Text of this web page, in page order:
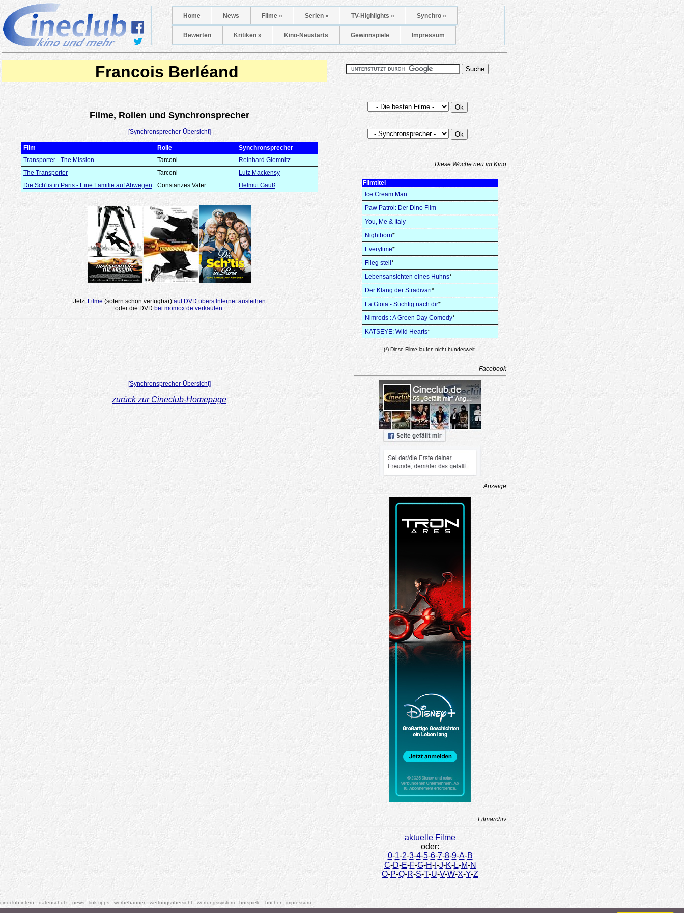
Home News Filme » Serien » TV-Highlights » Synchro »
Bewerten Kritiken » Kino-Neustarts Gewinnspiele Impressum
Francois Berléand
Filme, Rollen und Synchronsprecher
[Synchronsprecher-Übersicht]
Film Rolle
Synchronsprecher
Transporter - The Mission
Tarconi
Reinhard Glemnitz
The Transporter
Tarconi
Lutz Mackensy
Die Sch'tis in Paris - Eine Familie auf Abwegen
Constanzes Vater Helmut Gauß
Jetzt Filme(sofern schon verfügbar) auf DVD übers Internet ausleihen
oder die DVD bei momox.de verkaufen.
[Synchronsprecher-Übersicht]
zurück zur Cineclub-Homepage
Diese Woche neu im Kino
Filmtitel
Ice Cream Man
Paw Patrol: Der Dino Film
You, Me & Italy
Nightborn*
Everytime*
Flieg steil *
Lebensansichten eines Huhns*
Der Klang der Stradivari*
La Gioia - Süchtig nach dir*
Nimrods : A Green Day Comedy*
KATSEYE: Wild Hearts*
(*) Diese Filme laufen nicht bundesweit.
Facebook
Anzeige
Filmarchiv
aktuelle Filme
oder:
0-1-2-3-4-5-6-7-8-9-A-B
C-D-E-F-G-H-I -J-K-L-M-N
O-P-Q-R-S-T-U-V-W-X-Y-Z
cineclub-intern datenschutz news link-tipps werbebanner wertungsübersicht wertungssystem hörspiele bücher impressum